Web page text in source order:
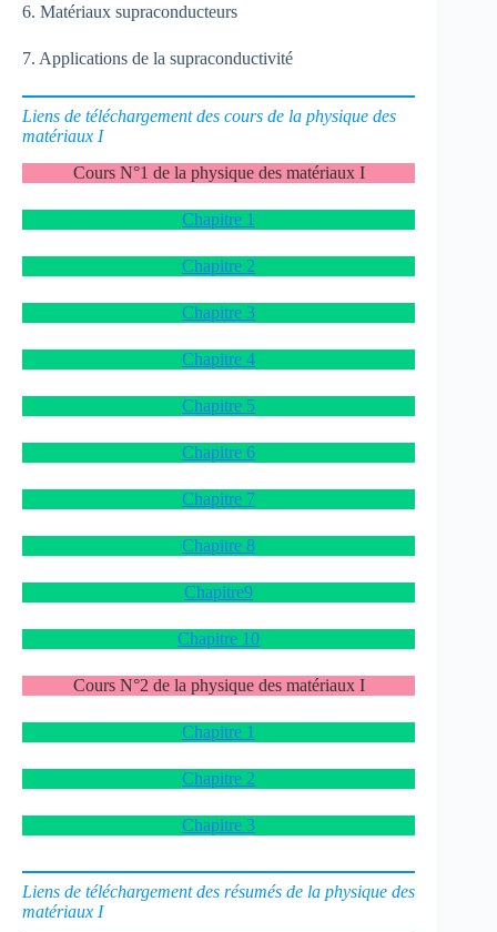
6. Matériaux supraconducteurs
7. Applications de la supraconductivité
Liens de téléchargement des cours de la physique des
matériaux I
Cours N°1 de la physique des matériaux I
Chapitre 1
Chapitre 2
Chapitre 3
Chapitre 4
Chapitre 5
Chapitre 6
Chapitre 7
Chapitre 8
Chapitre9
Chapitre 10
Cours N°2 de la physique des matériaux I
Chapitre 1
Chapitre 2
Chapitre 3
Liens de téléchargement des résumés de la physique des
matériaux I